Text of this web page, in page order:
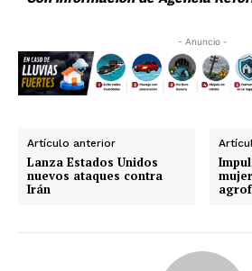
- Anuncio -
Artículo anterior
Lanza Estados Unidos
nuevos ataques contra
Irán